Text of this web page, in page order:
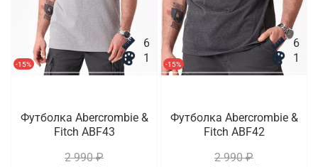
-15%
6
1
Футболка Abercrombie &
Fitch ABF43
2 990 ₽
-15%
6
1
Футболка Abercrombie &
Fitch ABF42
2 990 ₽